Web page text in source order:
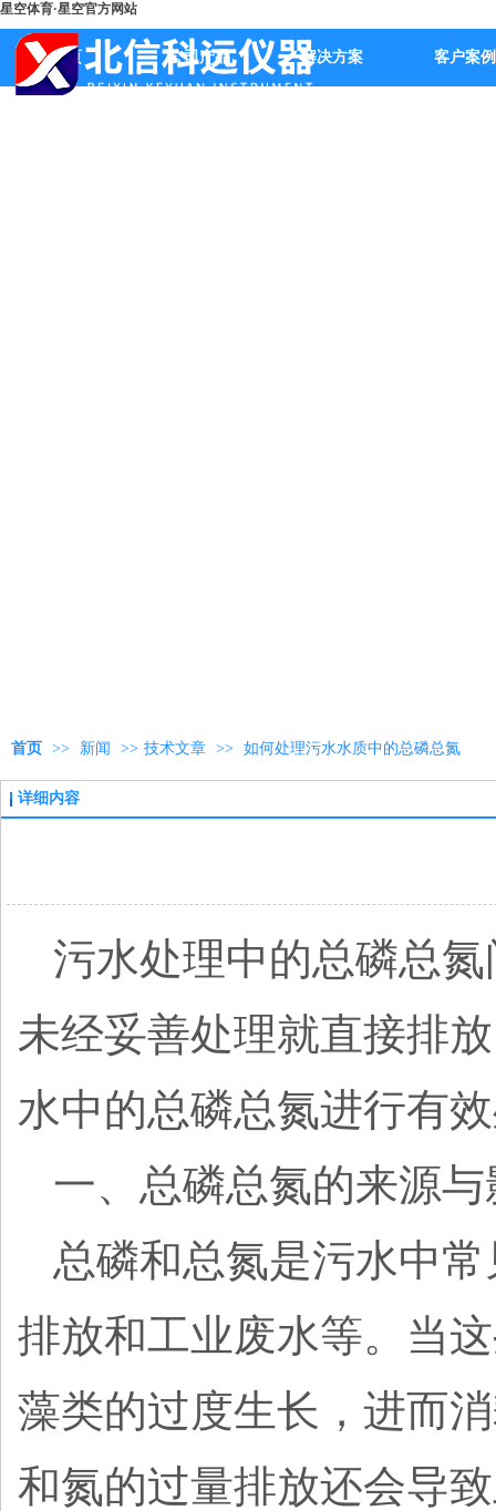
星空体育·星空官方网站
首页 公司产品 解决方案 客户案例
首页 >> 新闻 >> 技术文章 >> 如何处理污水水质中的总磷总氮
详细内容
污水处理中的总磷总
未经妥善处理就直接排
水中的总磷总氮进行有
一、总磷总氮的来源与
总磷和总氮是污水中
排放和工业废水等。当
藻类的过度生长，进而
和氮的过量排放还会导